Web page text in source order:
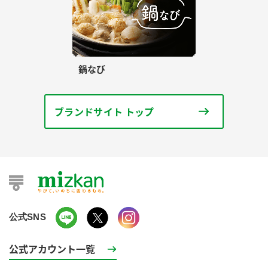
鍋なび
ブランドサイト トップ
公式SNS
公式アカウント一覧